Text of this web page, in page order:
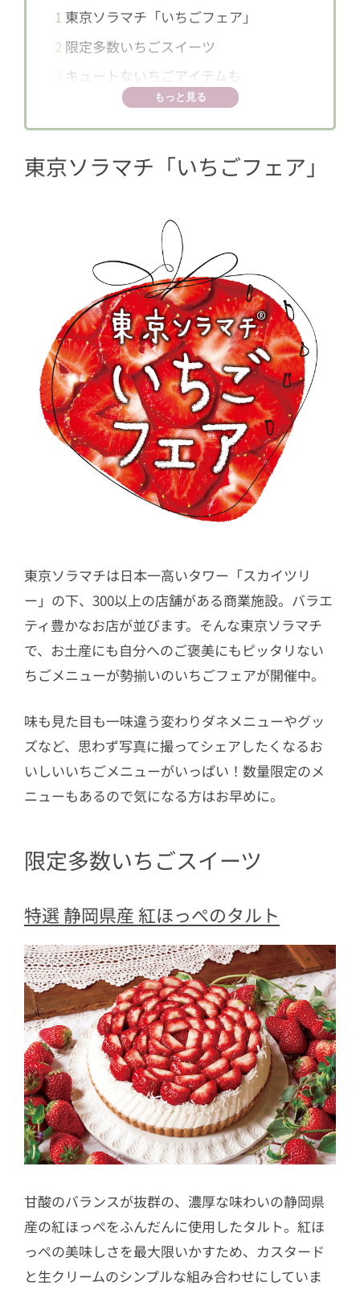
1 東京ソラマチ「いちごフェア」
2 限定多数いちごスイーツ
キュートないちごアイテムも
もっと見る
東京ソラマチ「いちごフェア」
東京ソラマチは日本一高いタワー「スカイツリ
ー」の下、300以上の店舗がある商業施設。バラエ
ティ豊かなお店が並びます。そんな東京ソラマチ
で、お土産にも自分へのご褒美にもピッタリない
ちごメニューが勢揃いのいちごフェアが開催中。
味も見た目も一味違う変わりダネメニューやグッ
ズなど、思わず写真に撮ってシェアしたくなるお
いしいいちごメニューがいっぱい！数量限定のメ
ニューもあるので気になる方はお早めに。
限定多数いちごスイーツ
特選 静岡県産 紅ほっぺのタルト
甘酸のバランスが抜群の、濃厚な味わいの静岡県
産の紅ほっぺをふんだんに使用したタルト。紅ほ
っぺの美味しさを最大限いかすため、カスタード
と生クリームのシンプルな組み合わせにしていま